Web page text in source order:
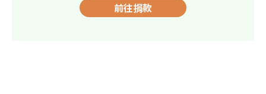
前往捐款